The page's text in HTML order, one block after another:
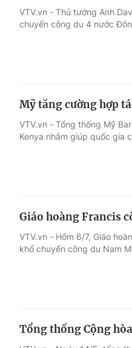
VTV.vn - Thủ tướng Anh
chuyến công du 4 nước
Mỹ tăng cường hợp
VTV.vn - Tổng thống Mỹ
Kenya nhằm giúp quốc gia
Giáo hoàng Francis
VTV.vn - Hôm 6/7, Giáo
khổ chuyến công du Nam
Tổng thống Cộng